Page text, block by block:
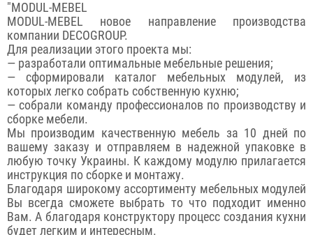
"MODUL-MEBEL
MODUL-MEBEL новое направление производства
компании DECOGROUP.
Для реализации этого проекта мы:
— разработали оптимальные мебельные решения;
— сформировали каталог мебельных модулей, из
которых легко собрать собственную кухню;
— собрали команду профессионалов по производству и
сборке мебели.
Мы производим качественную мебель за 10 дней по
вашему заказу и отправляем в надежной упаковке в
любую точку Украины. К каждому модулю прилагается
инструкция по сборке и монтажу.
Благодаря широкому ассортименту мебельных модулей
Вы всегда сможете выбрать то что подходит именно
Вам. А благодаря конструктору процесс создания кухни
будет легким и интересным.